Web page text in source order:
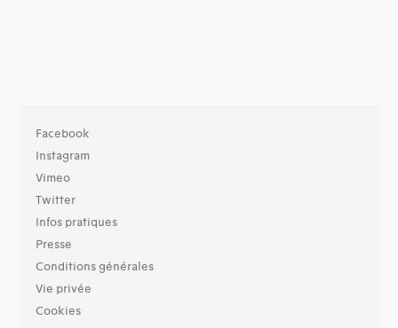
Facebook
Instagram
Vimeo
Twitter
Infos pratiques
Presse
Conditions générales
Vie privée
Cookies